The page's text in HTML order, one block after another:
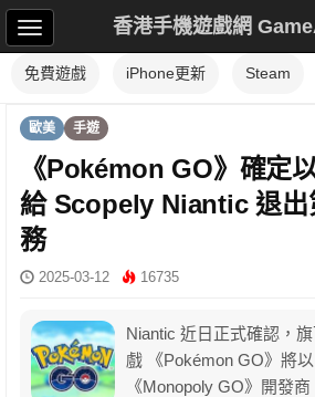
香港手機遊戲網
免費遊戲 iPhone更新 Steam
歐美 手遊
《Pokémon GO》確定
給 Scopely Niantic 退出
務
2025-03-12 16735
Niantic 近日正式確認，
戲 《Pokémon GO》將
《Monopoly GO》開發